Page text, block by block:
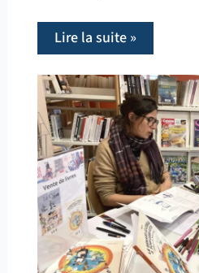
Lire la suite »